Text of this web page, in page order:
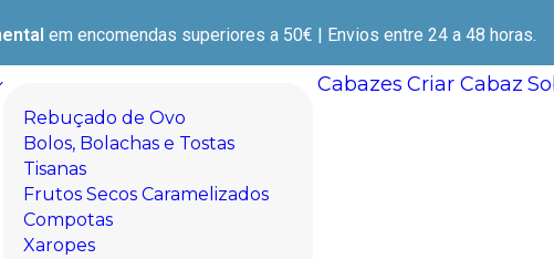
em encomendas superiores a 50€ | Envios entre 24 a 48 horas.
Rebuçado de Ovo
Bolos, Bolachas e Tostas
Tisanas
Frutos Secos Caramelizados
Compotas
Xaropes
Cabazes Criar Cabaz